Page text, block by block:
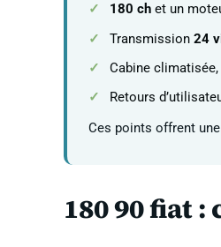
180 ch et un
Transmission 24
Cabine
Retours
Ces points offrent une
180 90 fiat